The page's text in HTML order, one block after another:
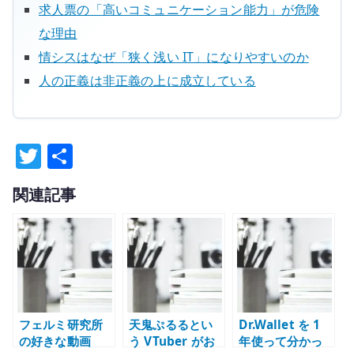
求人票の「高いコミュニケーション能力」が危険
な理由
情シスはなぜ「狭く浅い IT」になりやすいのか
人の正義は非正義の上に成立している
T
w
it
te
r
有
関連記事
フェルミ研究所
の好きな動画
天鬼ぷるるとい
う VTuber がお
Dr.Wallet を 1
年使って分かっ